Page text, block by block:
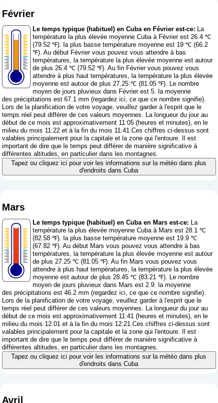
Février
Le temps typique (habituel) en Cuba en Février est-ce: La
température la plus élevée moyenne Cuba à Février est 26.4 ℃
(79.52 ℉). la plus basse température moyenne est 19 ℃ (66.2
℉). Au début Février vous pouvez vous attendre à bas
températures, la température la plus élevée moyenne est autour
de plus 26.4 ℃ (79.52 ℉). Au fin Février vous pouvez vous
attendre à plus haut températures, la température la plus élevée
moyenne est autour de plus 27.25 ℃ (81.05 ℉). Le nombre
moyen de jours pluvieux dans Février est 5. la moyenne
des précipitations est 67.1 mm (regardez ici, ce que ce nombre signifie).
Lors de la planification de votre voyage, veuillez garder à l'esprit que le
temps réel peut différer de ces valeurs moyennes. La longueur du jour au
début de ce mois est approximativement 11:05 (heures et minutes), en le
milieu du mois 11:22 et à la fin du mois 11:41.Ces chiffres ci-dessus sont
valables principalement pour la capitale et la zone qui l'entoure. Il est
important de dire que le temps peut différer de manière significative à
différentes altitudes, en particulier dans les montagnes.
Tapez ou cliquez ici pour voir les informations sur la météo dans plus
d'endroits dans Cuba
Mars
Le temps typique (habituel) en Cuba en Mars est-ce: La
température la plus élevée moyenne Cuba à Mars est 28.1 ℃
(82.58 ℉). la plus basse température moyenne est 19.9 ℃
(67.82 ℉). Au début Mars vous pouvez vous attendre à bas
températures, la température la plus élevée moyenne est autour
de plus 27.25 ℃ (81.05 ℉). Au fin Mars vous pouvez vous
attendre à plus haut températures, la température la plus élevée
moyenne est autour de plus 28.45 ℃ (83.21 ℉). Le nombre
moyen de jours pluvieux dans Mars est 2.9. la moyenne
des précipitations est 46.2 mm (regardez ici, ce que ce nombre signifie).
Lors de la planification de votre voyage, veuillez garder à l'esprit que le
temps réel peut différer de ces valeurs moyennes. La longueur du jour au
début de ce mois est approximativement 11:41 (heures et minutes), en le
milieu du mois 12:01 et à la fin du mois 12:21.Ces chiffres ci-dessus sont
valables principalement pour la capitale et la zone qui l'entoure. Il est
important de dire que le temps peut différer de manière significative à
différentes altitudes, en particulier dans les montagnes.
Tapez ou cliquez ici pour voir les informations sur la météo dans plus
d'endroits dans Cuba
Avril